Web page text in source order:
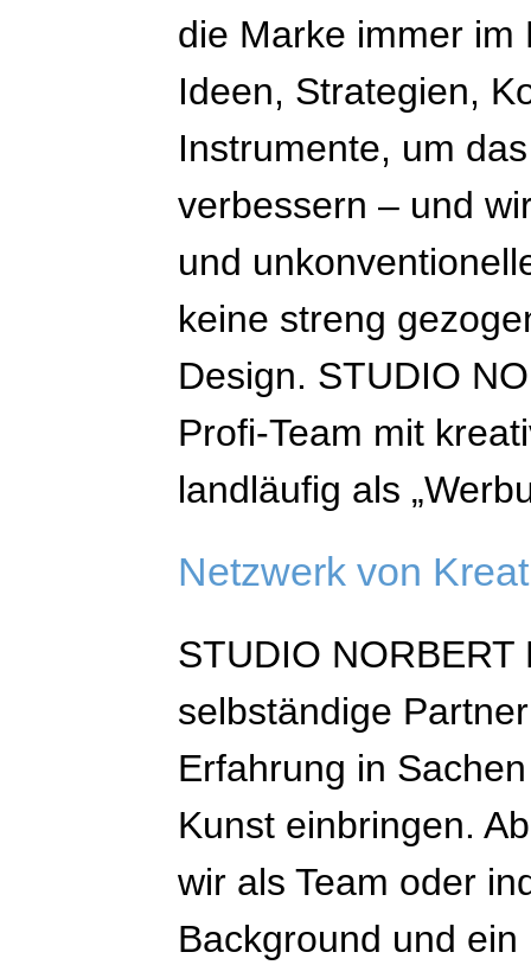
die Marke immer im
Ideen, Strategien,
Instrumente, um
verbessern – und
und
keine streng
Design. STUDIO
Profi-Team mit
landläufig als
Netzwerk von
STUDIO
selbständige
Erfahrung in
Kunst einbringen.
wir als Team oder
Background und